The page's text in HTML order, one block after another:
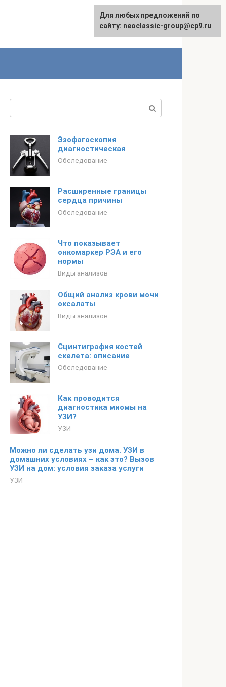
Эзофагоскопия
диагностическая
Обследование
Расширенные границы
сердца причины
Обследование
Что показывает
онкомаркер РЭА и его
нормы
Виды анализов
Общий анализ крови мочи
оксалаты
Виды анализов
Сцинтиграфия костей
скелета: описание
Обследование
Как проводится
диагностика миомы на
УЗИ?
УЗИ
Можно ли сделать узи дома. УЗИ в
домашних условиях – как это? Вызов
УЗИ на дом: условия заказа услуги
УЗИ
Для любых предложений по
сайту: neoclassic-group@cp9.ru